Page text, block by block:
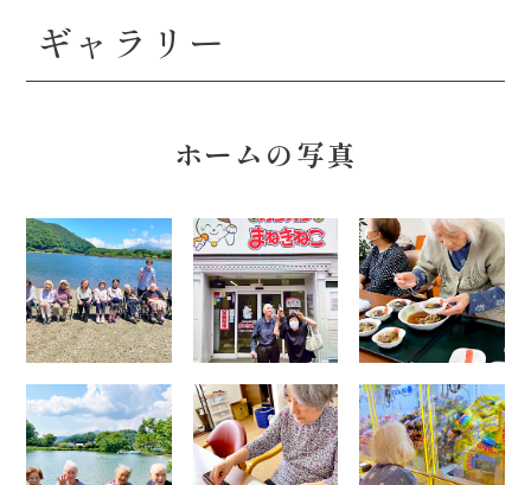
ギャラリー
ホームの写真